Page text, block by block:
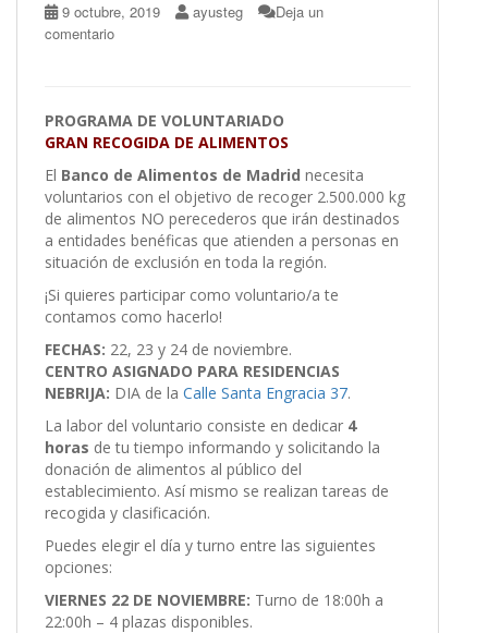
9 octubre, 2019 ayusteg
Deja un
comentario
PROGRAMA DE VOLUNTARIADO
GRAN RECOGIDA DE ALIMENTOS
El Banco de Alimentos de Madrid necesita
voluntarios con el objetivo de recoger 2.500.000 kg
de alimentos NO perecederos que irán destinados
a entidades benéficas que atienden a personas en
situación de exclusión en toda la región.
¡Si quieres participar como voluntario/a te
contamos como hacerlo!
FECHAS: 22, 23 y 24 de noviembre.
CENTRO ASIGNADO PARA RESIDENCIAS
NEBRIJA: DIA de la Calle Santa Engracia 37.
La labor del voluntario consiste en dedicar 4
horas de tu tiempo informando y solicitando la
donación de alimentos al público del
establecimiento. Así mismo se realizan tareas de
recogida y clasificación.
Puedes elegir el día y turno entre las siguientes
opciones:
VIERNES 22 DE NOVIEMBRE: Turno de 18:00h a
22:00h – 4 plazas disponibles.